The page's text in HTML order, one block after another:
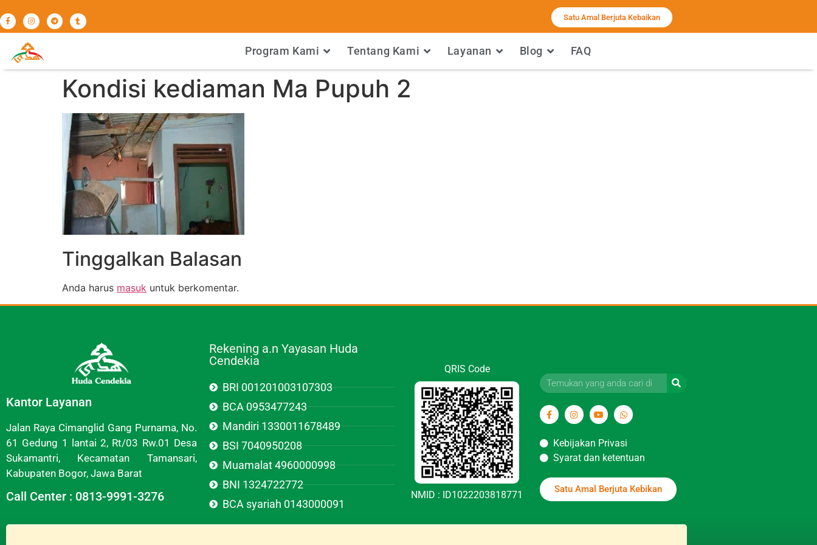
Satu Amal Berjuta Kebaikan
Program Kami Tentang Kami Layanan Blog FAQ
Kondisi kediaman Ma Pupuh 2
Tinggalkan Balasan
Anda harus masuk untuk berkomentar.
Kantor Layanan
Jalan Raya Cimanglid Gang Purnama, No.
61 Gedung 1 lantai 2, Rt/03 Rw.01 Desa
Sukamantri, Kecamatan Tamansari,
Kabupaten Bogor, Jawa Barat
Call Center : 0813-9991-3276
Rekening a.n Yayasan Huda
Cendekia
BRI 001201003107303
BCA 0953477243
Mandiri 1330011678489
BSI 7040950208
Muamalat 4960000998
BNI 1324722772
BCA syariah 0143000091
QRIS Code
NMID : ID1022203818771
Kebijakan Privasi
Syarat dan ketentuan
Satu Amal Berjuta Kebikan